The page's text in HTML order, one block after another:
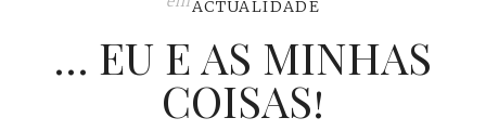
EU NA TV
ACTUALIDADE
… EU E AS MINHAS
COISAS!